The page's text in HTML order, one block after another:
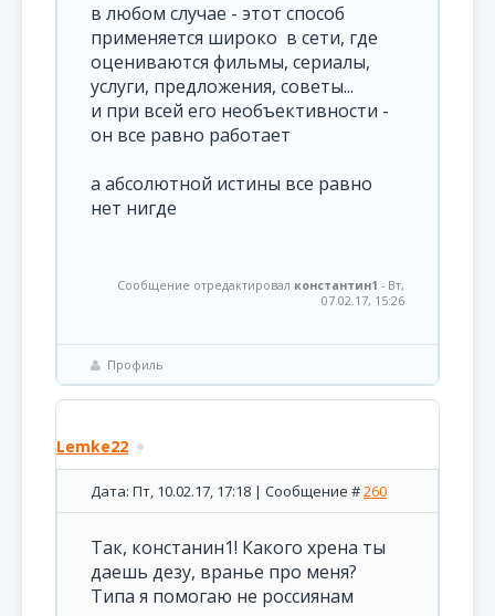
в любом случае - этот способ
применяется широко в сети, где
оцениваются фильмы, сериалы,
услуги, предложения, советы...
и при всей его необъективности -
он все равно работает
а абсолютной истины все равно
нет нигде
Сообщение отредактировал константин1 - Вт,
07.02.17, 15:26
Профиль
Lemke22
Дата: Пт, 10.02.17, 17:18 | Сообщение #260
Так, констанин1! Какого хрена ты
даешь дезу, вранье про меня?
Типа я помогаю не россиянам